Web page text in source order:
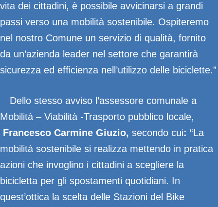
vita dei cittadini, è possibile avvicinarsi a grandi
passi verso una mobilità sostenibile. Ospiteremo
nel nostro Comune un servizio di qualità, fornito
da un’azienda leader nel settore che garantirà
sicurezza ed efficienza nell’utilizzo delle biciclette.”
Dello stesso avviso l’assessore comunale a
Mobilità – Viabilità -Trasporto pubblico locale,
Francesco Carmine Giuzio, secondo cui: “La
mobilità sostenibile si realizza mettendo in pratica
azioni che invoglino i cittadini a scegliere la
bicicletta per gli spostamenti quotidiani. In
quest’ottica la scelta delle Stazioni del Bike